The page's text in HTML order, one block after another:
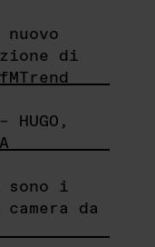
di
HUGO,
sono i
da